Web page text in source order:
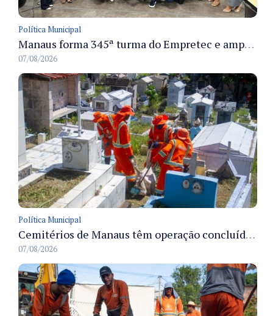
Política Municipal
Manaus forma 345ª turma do Empretec e amplia qualificação de empreendedores na cidade
07/08/2026
Política Municipal
Cemitérios de Manaus têm operação concluída e estrutura pronta para receber famílias no Dia dos Pais
07/08/2026